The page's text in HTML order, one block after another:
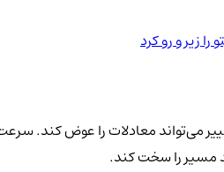
زیر و رو کرد
می‌تواند معادلات را عوض کند.
مسیر را سخت کند.